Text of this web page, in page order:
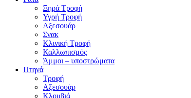
Ξηρά Τροφή
Υγρή Τροφή
Αξεσουάρ
Σνακ
Κλινική Τροφή
Καλλωπισμός
Άμμοι – υποστρώματα
Πτηνά
Τροφή
Αξεσουάρ
Κλουβιά